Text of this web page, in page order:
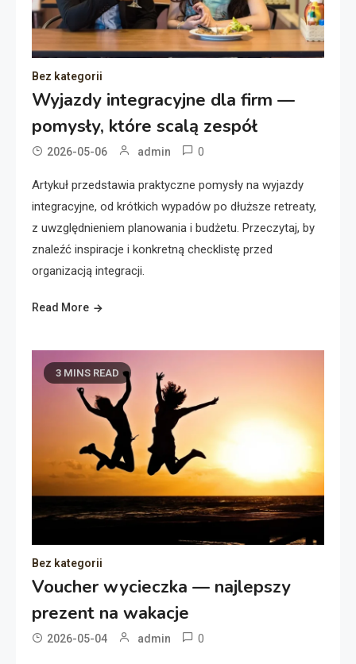
Bez kategorii
Wyjazdy integracyjne dla firm —
pomysły, które scalą zespół
2026-05-06 admin 0
Artykuł przedstawia praktyczne pomysły na wyjazdy
integracyjne, od krótkich wypadów po dłuższe retreaty,
z uwzględnieniem planowania i budżetu. Przeczytaj, by
znaleźć inspiracje i konkretną checklistę przed
organizacją integracji.
Read More
3 MINS READ
Bez kategorii
Voucher wycieczka — najlepszy
prezent na wakacje
2026-05-04 admin 0